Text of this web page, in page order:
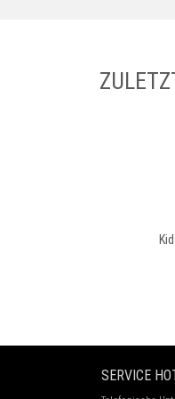
SERVICE